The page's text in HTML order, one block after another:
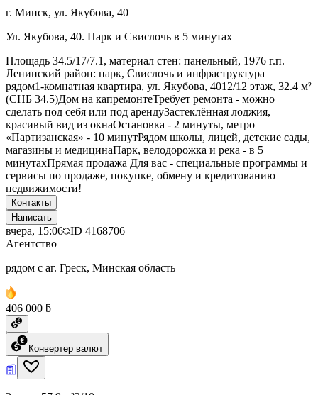
г. Минск, ул. Якубова, 40
Ул. Якубова, 40. Парк и Свислочь в 5 минутах
Площадь 34.5/17/7.1, материал стен: панельный, 1976 г.п.
Ленинский район: парк, Свислочь и инфраструктура
рядом1‑комнатная квартира, ул. Якубова, 4012/12 этаж, 32.4 м²
(СНБ 34.5)Дом на капремонтеТребует ремонта - можно
сделать под себя или под арендуЗастеклённая лоджия,
красивый вид из окнаОстановка - 2 минуты, метро
«Партизанская» - 10 минутРядом школы, лицей, детские сады,
магазины и медицинаПарк, велодорожка и река - в 5
минутахПрямая продажа Для вас - специальные программы и
сервисы по продаже, покупке, обмену и кредитованию
недвижимости!
Контакты
Написать
вчера, 15:06 ID 4168706
Агентство
рядом с аг. Греск, Минская область
406 000 ƃ
Конвертер валют